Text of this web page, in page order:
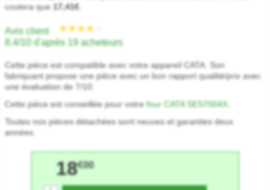
coutera que 17,41€
Avis client
8.4/10 d'après 19 acheteurs
Cette pièce est compatible avec votre appareil CATA. Son
fabriquant propose une pièce avec un bon rapport qualité/prix avec
une évaluation de 7/10.
Cette pièce est conseillée pour votrefour CATA SES7004X
Toutes nos pièces détachées sont neuves et garanties deux
années.
18€00